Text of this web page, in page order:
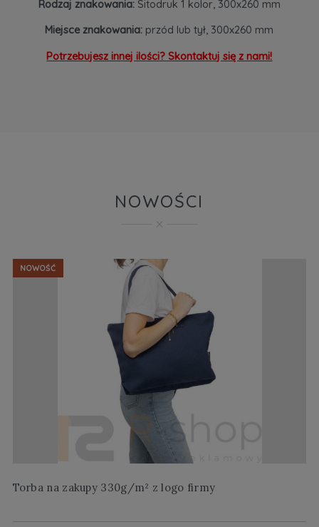
Rodzaj znakowania:Sitodruk 1 kolor, 300x260 mm
Miejsce znakowania: przód lub tył, 300x260 mm
Potrzebujesz innej ilości? Skontaktuj się z nami!
NOWOŚCI
Torba na zakupy 330g/m² z logo firmy
NOWOŚĆ